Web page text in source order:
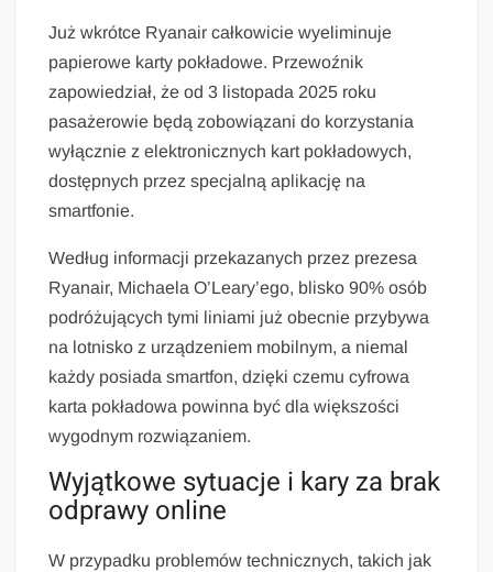
Już wkrótce Ryanair całkowicie wyeliminuje
papierowe karty pokładowe. Przewoźnik
zapowiedział, że od 3 listopada 2025 roku
pasażerowie będą zobowiązani do korzystania
wyłącznie z elektronicznych kart pokładowych,
dostępnych przez specjalną aplikację na
smartfonie.
Według informacji przekazanych przez prezesa
Ryanair, Michaela O’Leary’ego, blisko 90% osób
podróżujących tymi liniami już obecnie przybywa
na lotnisko z urządzeniem mobilnym, a niemal
każdy posiada smartfon, dzięki czemu cyfrowa
karta pokładowa powinna być dla większości
wygodnym rozwiązaniem.
Wyjątkowe sytuacje i kary za brak
odprawy online
W przypadku problemów technicznych, takich jak